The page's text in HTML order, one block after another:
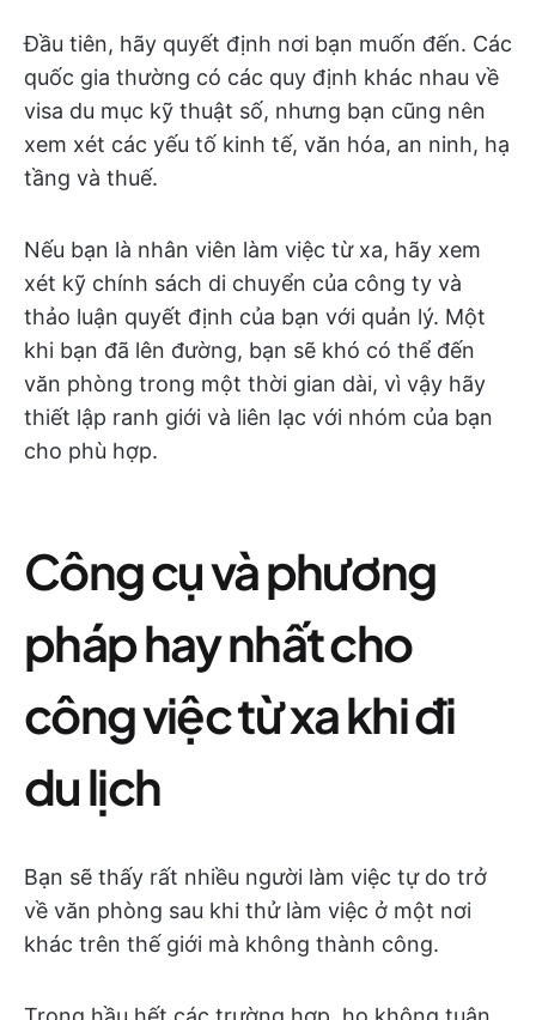
Đầu tiên, hãy quyết định nơi bạn muốn đến. Các
quốc gia thường có các quy định khác nhau về
visa du mục kỹ thuật số, nhưng bạn cũng nên
xem xét các yếu tố kinh tế, văn hóa, an ninh, hạ
tầng và thuế.
Nếu bạn là nhân viên làm việc từ xa, hãy xem
xét kỹ chính sách di chuyển của công ty và
thảo luận quyết định của bạn với quản lý. Một
khi bạn đã lên đường, bạn sẽ khó có thể đến
văn phòng trong một thời gian dài, vì vậy hãy
thiết lập ranh giới và liên lạc với nhóm của bạn
cho phù hợp.
Công cụ và phương
pháp hay nhất cho
công việc từ xa khi đi
du lịch
Bạn sẽ thấy rất nhiều người làm việc tự do trở
về văn phòng sau khi thử làm việc ở một nơi
khác trên thế giới mà không thành công.